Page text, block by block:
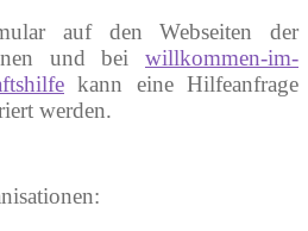
auf den Webseiten der
und bei willkommen-im-
kann eine Hilfeanfrage
werden.